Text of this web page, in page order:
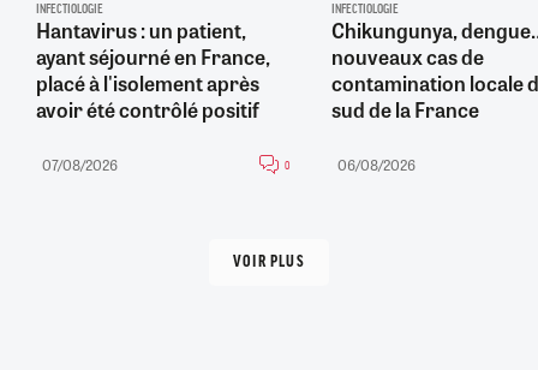
INFECTIOLOGIE
Hantavirus : un patient,
ayant séjourné en France,
placé à l'isolement après
avoir été contrôlé positif
07/08/2026 0
INFECTIOLOGIE
Chikungunya,
nouveaux cas de
contamination locale
sud de la France
06/08/2026
VOIR PLUS